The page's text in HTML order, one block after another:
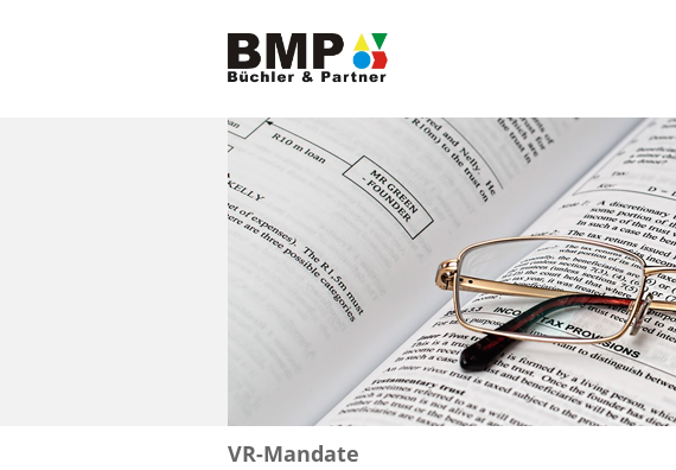
VR-Mandate